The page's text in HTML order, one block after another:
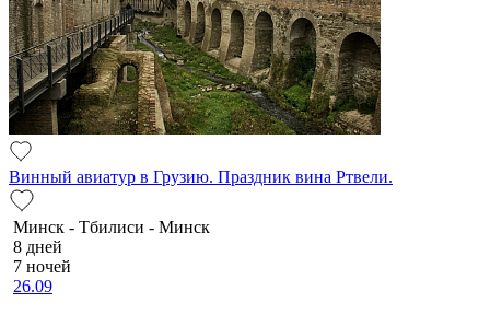
Винный авиатур в Грузию. Праздник вина Ртвели.
Минск - Тбилиси - Минск
8 дней
7 ночей
26.09